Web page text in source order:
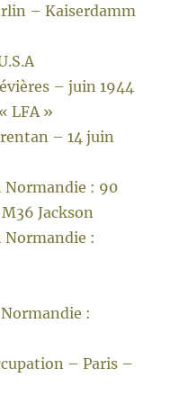
– Kaiserdamm
– juin 1944
LFA »
– 14 juin
Normandie : 90
Jackson
Normandie :
:
– Paris –